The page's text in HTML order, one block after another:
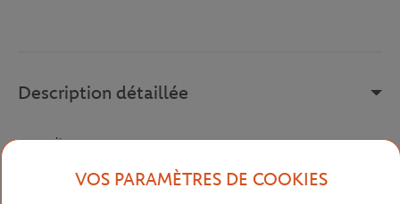
Description détaillée
a remplir
Référence : 215428-0C4
VOS PARAMÈTRES DE COOKIES